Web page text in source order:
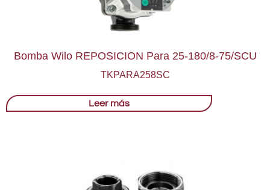
Bomba Wilo REPOSICION Para 25-180/8-75/SCU
TKPARA258SC
Leer más